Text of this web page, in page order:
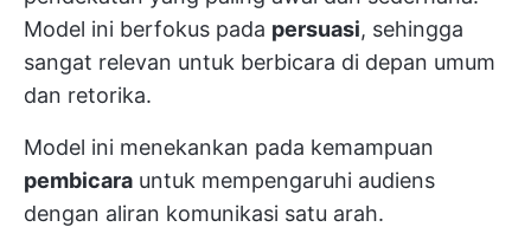
Model ini berfokus pada persuasi, sehingga
sangat relevan untuk berbicara di depan umum
dan retorika.
Model ini menekankan pada kemampuan
pembicara untuk mempengaruhi audiens
dengan aliran komunikasi satu arah.